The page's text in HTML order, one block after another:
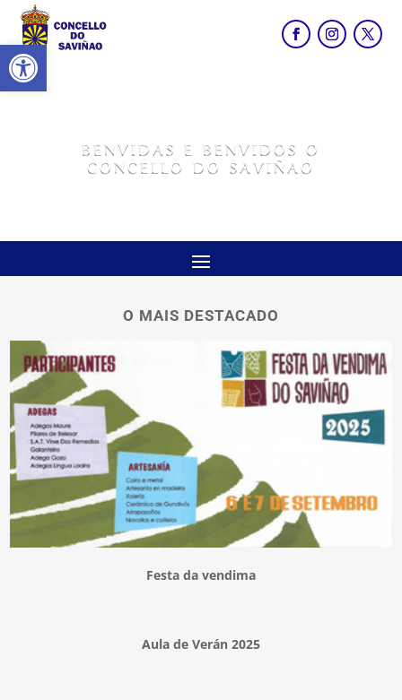
Abrir barra de ferramentas
BENVIDAS E BENVIDOS O
CONCELLO DO SAVIÑAO
O MAIS DESTACADO
Festa da vendima
Aula de Verán 2025